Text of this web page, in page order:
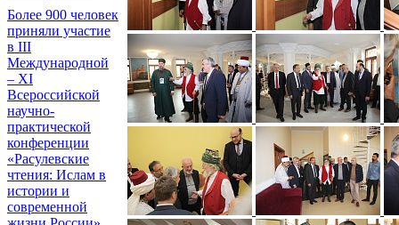
Более 900 человек
приняли участие
в III
Международной
– XI
Всероссийской
научно-
практической
конференции
«Расулевские
чтения: Ислам в
истории и
современной